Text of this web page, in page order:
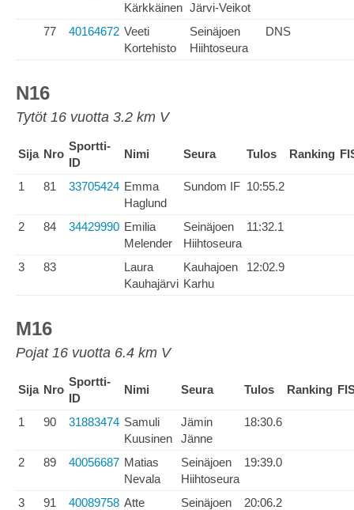
Kärkkäinen Järvi-Veikot
77 40164672 Veeti
Kortehisto
Seinäjoen
Hiihtoseura
DNS
N16
Tytöt 16 vuotta 3.2 km V
Sija Nro
Sportti-
ID
Nimi Seura Tulos Ranking
1 81 33705424 Emma
Haglund
Sundom IF 10:55.2
2 84 34429990 Emilia
Melender
Seinäjoen
Hiihtoseura
11:32.1
3 83
Laura
Kauhajärvi
Kauhajoen
Karhu
12:02.9
M16
Pojat 16 vuotta 6.4 km V
Sija Nro
Sportti-
ID
Nimi Seura Tulos Ranking
1 90 31883474 Samuli
Kuusinen
Jämin
Jänne
18:30.6
2 89 40056687 Matias
Nevala
Seinäjoen
Hiihtoseura
19:39.0
3 91 40089758 Atte
Seinäjoen
20:06.2